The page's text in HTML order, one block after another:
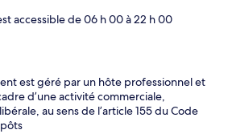
accessible de 06 h 00 à 22 h 00
est géré par un hôte professionnel et
d’une activité commerciale,
au sens de l’article 155 du Code